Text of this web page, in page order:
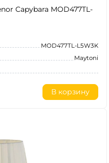
Capybara MOD477TL-
MOD477TL-L5W3K
Maytoni
В корзину